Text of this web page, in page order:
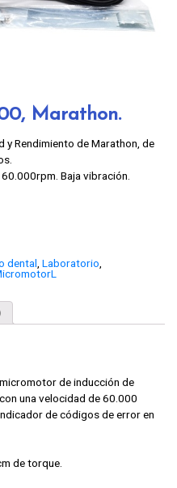
Marathon.
Rendimiento de Marathon, de
Baja vibración.
dental Laboratorio
de inducción de
una velocidad de 60.000
de códigos de error en
de torque.